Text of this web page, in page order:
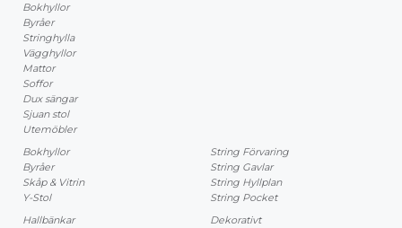
Bokhyllor
Byråer
Stringhylla
Vägghyllor
Mattor
Soffor
Dux sängar
Sjuan stol
Utemöbler
Bokhyllor
Byråer
Skåp & Vitrin
Y-Stol
String Förvaring
String Gavlar
String Hyllplan
String Pocket
Hallbänkar
Dekorativt